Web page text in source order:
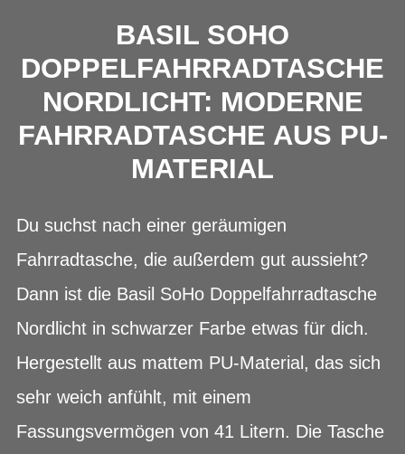
BASIL SOHO
DOPPELFAHRRADTASCHE
NORDLICHT: MODERNE
FAHRRADTASCHE AUS PU-
MATERIAL
Du suchst nach einer geräumigen
Fahrradtasche, die außerdem gut aussieht?
Dann ist die Basil SoHo Doppelfahrradtasche
Nordlicht in schwarzer Farbe etwas für dich.
Hergestellt aus mattem PU-Material, das sich
sehr weich anfühlt, mit einem
Fassungsvermögen von 41 Litern. Die Tasche